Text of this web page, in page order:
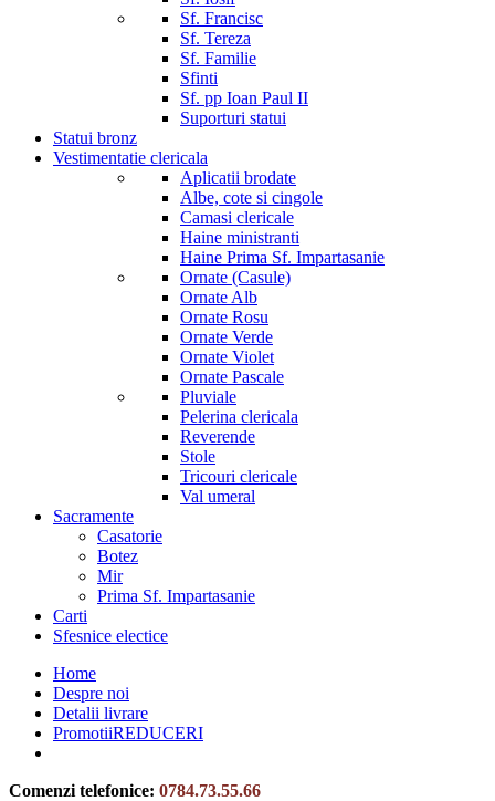
Sf. Francisc
Sf. Tereza
Sf. Familie
Sfinti
Sf. pp Ioan Paul II
Suporturi statui
Statui bronz
Vestimentatie clericala
Aplicatii brodate
Albe, cote si cingole
Camasi clericale
Haine ministranti
Haine Prima Sf. Impartasanie
Ornate (Casule)
Ornate Alb
Ornate Rosu
Ornate Verde
Ornate Violet
Ornate Pascale
Pluviale
Pelerina clericala
Reverende
Stole
Tricouri clericale
Val umeral
Sacramente
Casatorie
Botez
Mir
Prima Sf. Impartasanie
Carti
Sfesnice electice
Home
Despre noi
Detalii livrare
PromotiiREDUCERI
Comenzi telefonice: 0784.73.55.66